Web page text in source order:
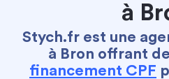
à
Stych.fr est une
à Bron offrant
financement CPF